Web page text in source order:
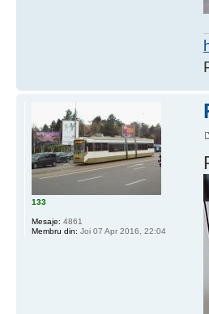
133
Mesaje: 4861
Membru din: Joi 07 Apr 2016, 22:04